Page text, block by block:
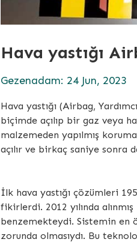
Hava yastığı
Gezenadam: 24 Jun, 2023
Hava yastığı (Airbag,
biçimde açılıp bir gaz veya
malzemeden yapılmış
açılır ve birkaç saniye sonra
İlk hava yastığı çözümleri
fikirlerdi. 2012 yılında
benzemekteydi. Sistemin en
zorunda olmasıydı. Bu